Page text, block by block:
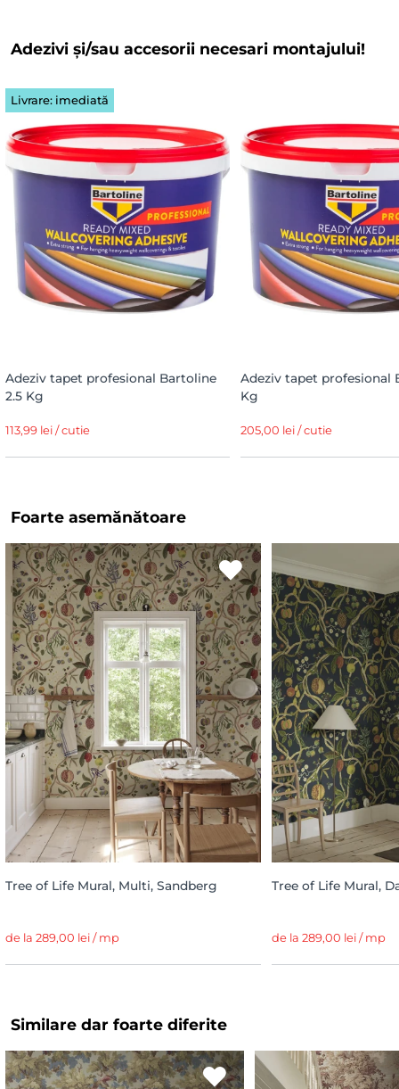
Adezivi și/sau accesorii necesari montajului!
Livrare: imediată
Adeziv tapet profesional Bartoline
2.5 Kg
113,99 lei / cutie
Adeziv tapet profesional
Kg
205,00 lei / cutie
Foarte asemănătoare
Tree of Life Mural, Multi, Sandberg
de la 289,00 lei / mp
Tree of Life Mural,
de la 289,00 lei / mp
Similare dar foarte diferite